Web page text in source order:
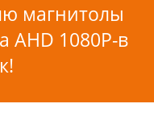
магнитолы
AHD 1080P-в